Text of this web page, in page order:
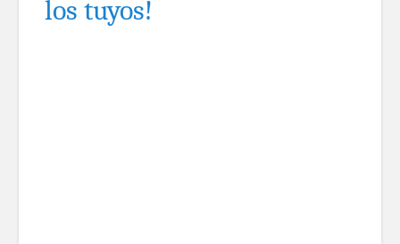
los tuyos!